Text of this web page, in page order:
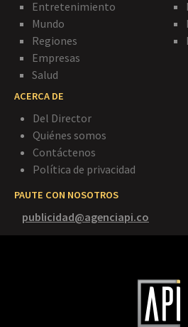
Entretenimiento
Mundo
Regiones
Empresas
Salud
ACERCA DE
Del Director
Quiénes somos
Contáctenos
Política de privacidad
PAUTE CON NOSOTROS
publicidad@agenciapi.co